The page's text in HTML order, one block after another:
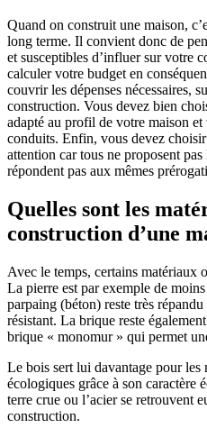
Quand on construit une maison,
long terme. Il convient donc de
et susceptibles d’influer sur votre
calculer votre budget en
couvrir les dépenses nécessaires,
construction. Vous devez bien
adapté au profil de votre maison
conduits. Enfin, vous devez
attention car tous ne proposent
répondent pas aux mêmes
Quelles sont les
construction d’une
Avec le temps, certains matériaux
La pierre est par exemple de
parpaing (béton) reste très
résistant. La brique reste
brique « monomur » qui permet
Le bois sert lui davantage pour les
écologiques grâce à son caractère
terre crue ou l’acier se retrouvent
construction.